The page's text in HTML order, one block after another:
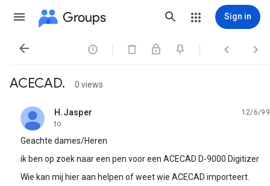
Groups Sign in
   
ACECAD. 0 views
H.Jasper
unread,
12/6/99
to
Geachte dames/Heren
ik ben op zoek naar een pen voor een ACECAD D-9000 Digitizer
Wie kan mij hier aan helpen of weet wie ACECAD importeert.